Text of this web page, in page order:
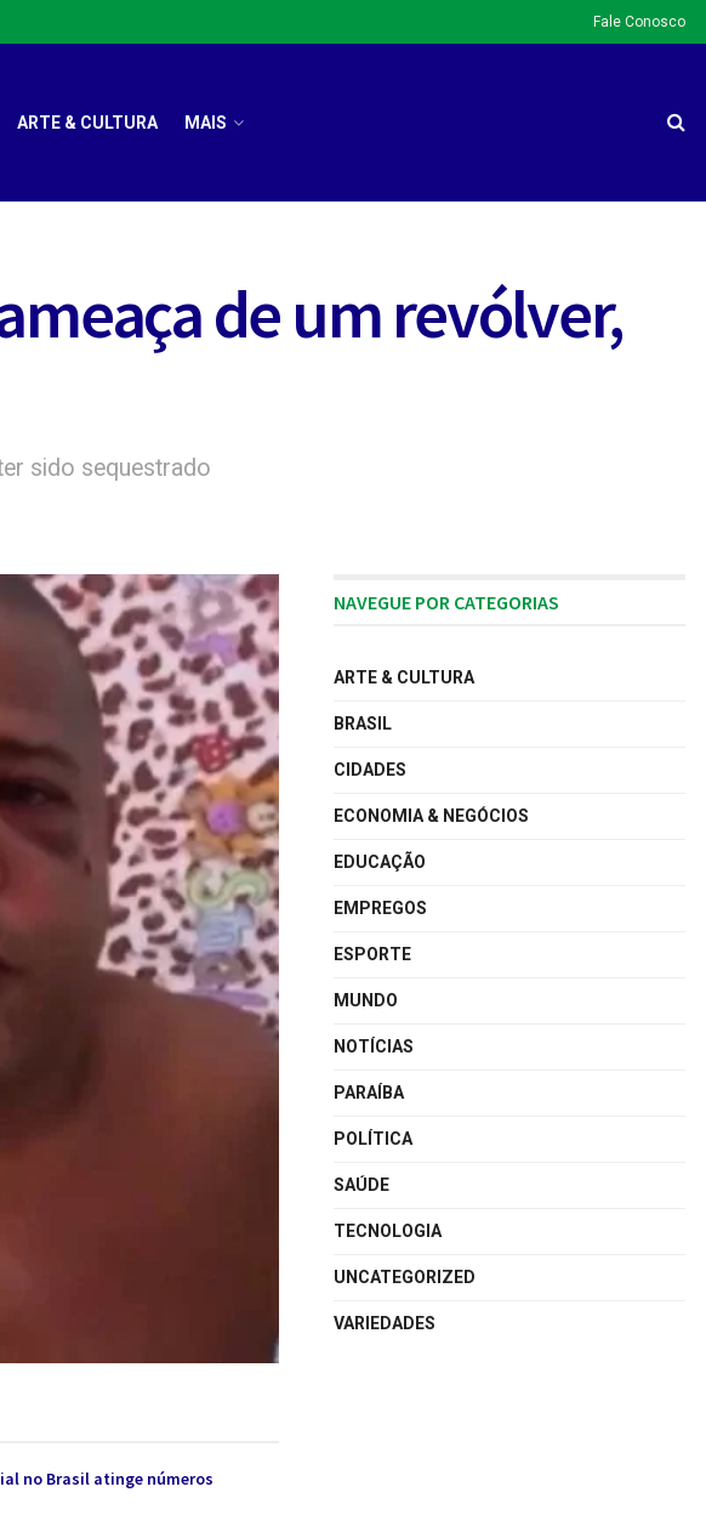
Fale Conosco
ARTE & CULTURA MAIS
de um revólver,
sido sequestrado
no Brasil atinge números
NAVEGUE POR CATEGORIAS
ARTE & CULTURA
BRASIL
CIDADES
ECONOMIA & NEGÓCIOS
EDUCAÇÃO
EMPREGOS
ESPORTE
MUNDO
NOTÍCIAS
PARAÍBA
POLÍTICA
SAÚDE
TECNOLOGIA
UNCATEGORIZED
VARIEDADES